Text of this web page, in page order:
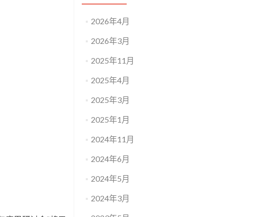
2026年4月
2026年3月
2025年11月
2025年4月
2025年3月
2025年1月
2024年11月
2024年6月
2024年5月
2024年3月